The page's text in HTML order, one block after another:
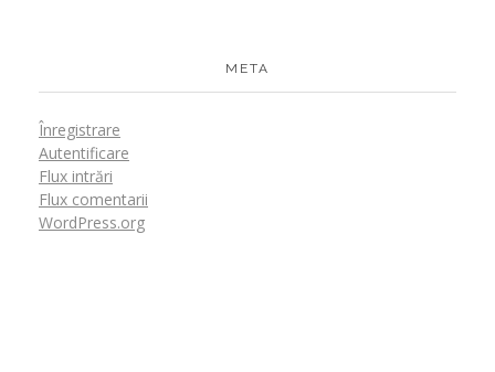
META
Înregistrare
Autentificare
Flux intrări
Flux comentarii
WordPress.org